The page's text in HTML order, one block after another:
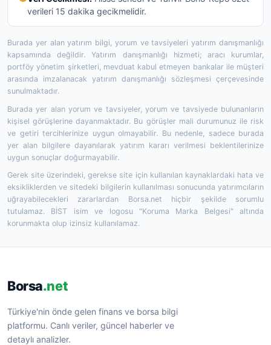
verileri 15 dakika gecikmelidir.
Burada yer alan yatırım bilgi, yorum ve tavsiyeleri yatırım danışmanlığı
kapsamında değildir. Yatırım danışmanlığı hizmeti; aracı kurumlar,
portföy yönetim şirketleri, mevduat kabul etmeyen bankalar ile müşteri
arasında imzalanacak yatırım danışmanlığı sözleşmesi çerçevesinde
sunulmaktadır.
Burada yer alan yorum ve tavsiyeler, yorum ve tavsiyede bulunanların
kişisel görüşlerine dayanmaktadır. Bu görüşler mali durumunuz ile risk
ve getiri tercihlerinize uygun olmayabilir. Bu nedenle, sadece burada
yer alan bilgilere dayanılarak yatırım kararı verilmesi beklentilerinize
uygun sonuçlar doğurmayabilir.
Gerek site üzerindeki, gerekse site için kullanılan kaynaklardaki hata ve
eksikliklerden ve sitedeki bilgilerin kullanılması sonucunda yatırımcıların
uğrayabilecekleri zararlardan Borsa.net hiçbir şekilde sorumlu
tutulamaz. BİST isim ve logosu "Koruma Marka Belgesi" altında
korunmakta olup izinsiz kullanılamaz.
Borsa.net
Türkiye'nin önde gelen finans ve borsa bilgi
platformu. Canlı veriler, güncel haberler ve
detaylı analizler.